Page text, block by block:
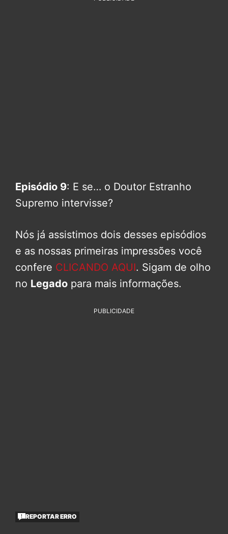
Episódio 9: E se… o Doutor Estranho
Supremo intervisse?
Nós já assistimos dois desses episódios
e as nossas primeiras impressões você
confere CLICANDO AQUI. Sigam de olho
no Legado para mais informações.
PUBLICIDADE
REPORTAR ERRO